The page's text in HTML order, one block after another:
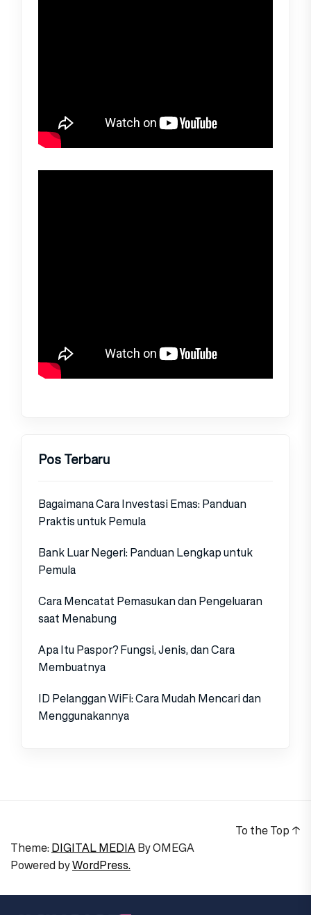
Pos Terbaru
Bagaimana Cara Investasi Emas: Panduan
Praktis untuk Pemula
Bank Luar Negeri: Panduan Lengkap untuk
Pemula
Cara Mencatat Pemasukan dan Pengeluaran
saat Menabung
Apa Itu Paspor? Fungsi, Jenis, dan Cara
Membuatnya
ID Pelanggan WiFi: Cara Mudah Mencari dan
Menggunakannya
Theme: DIGITAL MEDIAByOMEGA
Powered byWordPress.
To the Top ↑